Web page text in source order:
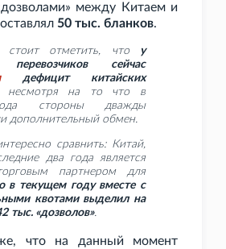
между Китаем и
50 тыс. бланков.
стоит отметить, что
у
перевозчиков сейчас
дефицит китайских
несмотря на то что в
стороны дважды
дополнительный обмен.
сравнить: Китай,
два года является
партнером для
в текущем году вместе с
квотами выделил на
тыс. «дозволов».
что на данный момент